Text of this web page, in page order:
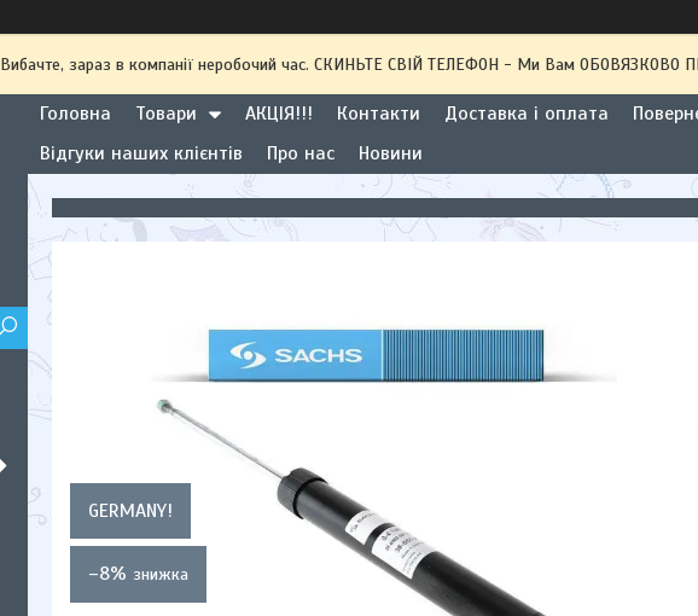
Вибачте, зараз в компанії неробочий час. СКИНЬТЕ СВІЙ ТЕЛЕФОН - Ми Вам
Головна Товари АКЦІЯ!!! Контакти Доставка і оплата
Відгуки наших клієнтів
Про нас Новини
GERMANY!
–8%